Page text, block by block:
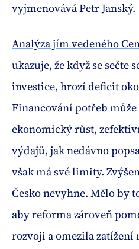
vyjmenovává Petr Janský.
Analýza jím vedeného
ukazuje, že když se sečte
investice, hrozí deficit
Financování potřeb může
ekonomický růst,
výdajů, jaknedávno
však má své limity.
Česko nevyhne. Mělo by
aby reforma zároveň
rozvoji a omezila